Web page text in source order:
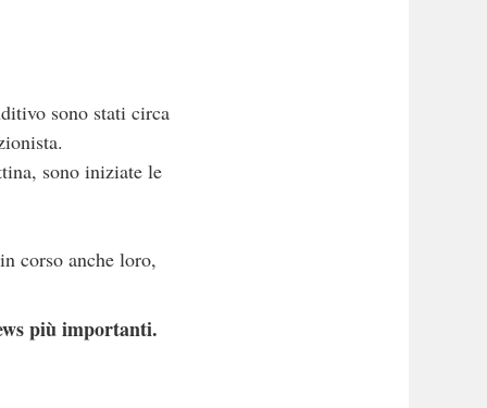
sono stati circa
sono iniziate le
corso anche loro,
più importanti.